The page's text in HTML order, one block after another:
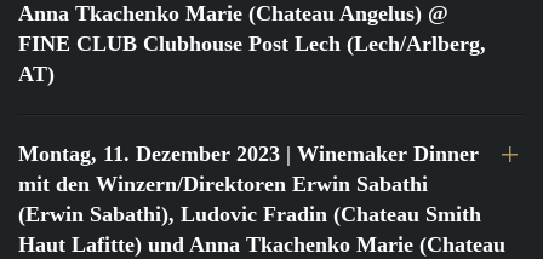
Anna Tkachenko Marie (Chateau Angelus) @
FINE CLUB Clubhouse Post Lech (Lech/Arlberg,
AT)
Montag, 11. Dezember 2023 | Winemaker Dinner
mit den Winzern/Direktoren Erwin Sabathi
(Erwin Sabathi), Ludovic Fradin (Chateau Smith
Haut Lafitte) und Anna Tkachenko Marie (Chateau